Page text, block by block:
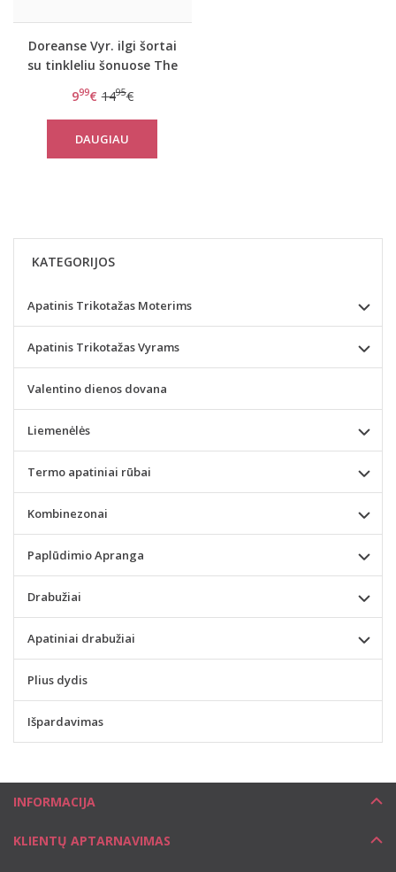
Doreanse Vyr. ilgi šortai
su tinkleliu šonuose The
999€ 1495€
DAUGIAU
KATEGORIJOS
Apatinis Trikotažas Moterims
Apatinis Trikotažas Vyrams
Valentino dienos dovana
Liemenėlės
Termo apatiniai rūbai
Kombinezonai
Paplūdimio Apranga
Drabužiai
Apatiniai drabužiai
Plius dydis
Išpardavimas
INFORMACIJA
KLIENTŲ APTARNAVIMAS